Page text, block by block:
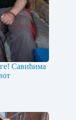
Савићима